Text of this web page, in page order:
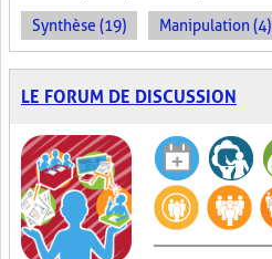
Synthèse (19) Manipulation (4)
LE FORUM DE DISCUSSION